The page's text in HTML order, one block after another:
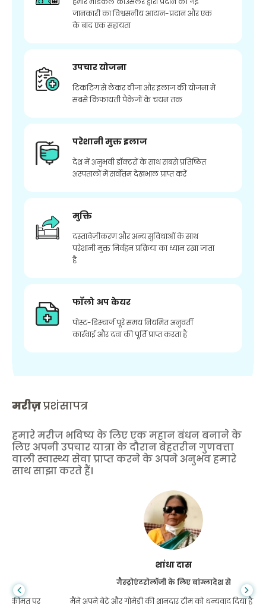
जानकारी का विश्वसनीय आदान-प्रदान और एक
के बाद एक सहायता
उपचार योजना
टिकटिंग से लेकर वीजा और इलाज की योजना में
सबसे किफायती पैकेजों के चयन तक
परेशानी मुक्त इलाज
देश में अनुभवी डॉक्टरों के साथ सबसे प्रतिष्ठित
अस्पतालों में सर्वोत्तम देखभाल प्राप्त करें
मुक्ति
दस्तावेज़ीकरण और अन्य सुविधाओं के साथ
परेशानी मुक्त निर्वहन प्रक्रिया का ध्यान रखा जाता
है
फॉलो अप केयर
पोस्ट-डिस्चार्ज पूरे समय नियमित अनुवर्ती
कार्रवाई और दवा की पूर्ति प्राप्त करता है
मरीज़प्रशंसापत्र
हमारे मरीज भविष्य के लिए एक महान बंधन बनाने के
लिए अपनी उपचार यात्रा के दौरान बेहतरीन गुणवत्ता
वाली स्वास्थ्य सेवा प्राप्त करने के अपने अनुभव हमारे
साथ साझा करते हैं।
गैस्ट्रोएंटरोलॉजी के लिए बांग्लादेश से
मैंने अपने बेटे और गोमेडी की शानदार टीम को धन्यवाद दिया है जिन्होंने